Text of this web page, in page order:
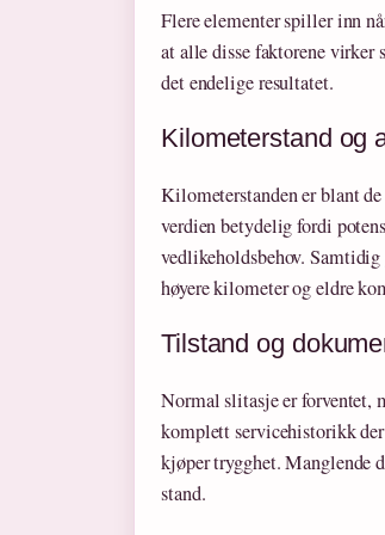
Flere elementer spiller inn
at alle disse faktorene virker
det endelige resultatet.
Kilometerstand og
Kilometerstanden er blant
verdien betydelig fordi
vedlikeholdsbehov.
høyere kilometer og eldre
Tilstand og
Normal slitasje er forventet,
komplett servicehistorikk
kjøper trygghet. Manglende
stand.